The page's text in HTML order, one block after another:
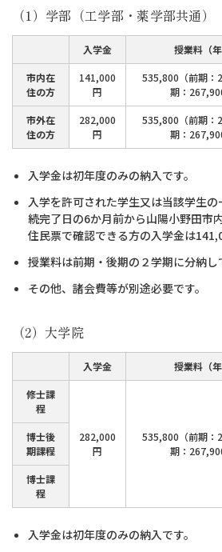
（1）学部（工学部・薬学部共通）
入学金 授業料（年
市内在
住の方
141,000
円
535,800（前期：
期：
市外在
住の方
282,000
円
535,800（前期：
期：
入学金は初年度のみの納入です。
入学を許可された学生又は当該学生
続完了日の6か月前から山陽小野田市
住民票で確認できる方の入学金は
授業料は前期・後期の２学期に分納し
その他、諸会費等が別途必要です。
（2）大学院
入学金 授業料（年
修士課
程
282,000
円
535,800（前期：
期：
博士後
期課程
博士課
程
入学金は初年度のみの納入です。